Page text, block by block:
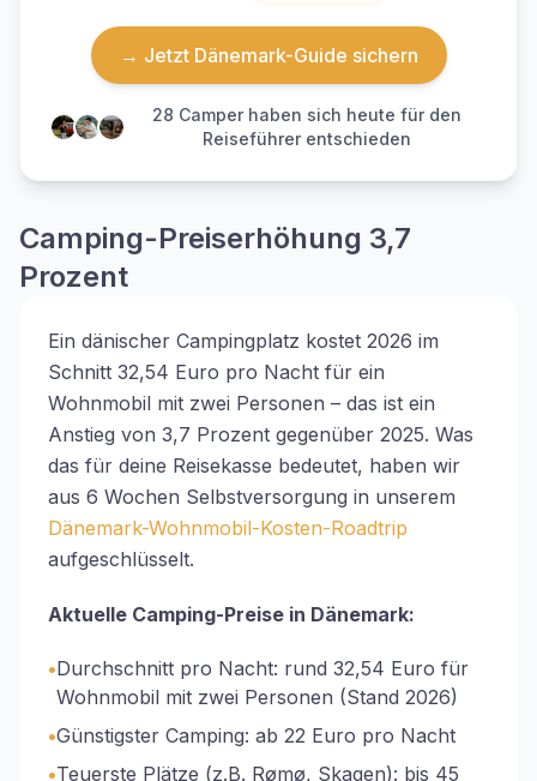
→ Jetzt Dänemark-Guide sichern
28 Camper haben sich heute für den
Reiseführer entschieden
Camping-Preiserhöhung 3,7
Prozent
Ein dänischer Campingplatz kostet 2026 im
Schnitt 32,54 Euro pro Nacht für ein
Wohnmobil mit zwei Personen – das ist ein
Anstieg von 3,7 Prozent gegenüber 2025. Was
das für deine Reisekasse bedeutet, haben wir
aus 6 Wochen Selbstversorgung in unserem
Dänemark-Wohnmobil-Kosten-Roadtrip
aufgeschlüsselt.
Aktuelle Camping-Preise in Dänemark:
•Durchschnitt pro Nacht: rund 32,54 Euro für
Wohnmobil mit zwei Personen (Stand 2026)
•Günstigster Camping: ab 22 Euro pro Nacht
•Teuerste Plätze (z.B. Rømø, Skagen): bis 45